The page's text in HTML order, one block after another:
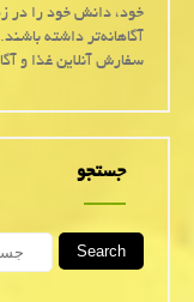
خود، دانش خود را در
آگاهانه‌تر داشته
سفارش آنلاین غذا و
جستجو
Search